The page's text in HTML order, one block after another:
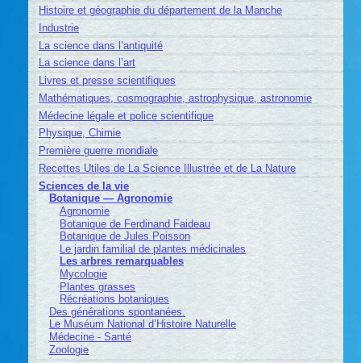
Histoire et géographie du département de la Manche
Industrie
La science dans l’antiquité
La science dans l’art
Livres et presse scientifiques
Mathématiques, cosmographie, astrophysique, astronomie
Médecine légale et police scientifique
Physique, Chimie
Première guerre mondiale
Recettes Utiles de La Science Illustrée et de La Nature
Sciences de la vie
Botanique — Agronomie
Agronomie
Botanique de Ferdinand Faideau
Botanique de Jules Poisson
Le jardin familial de plantes médicinales
Les arbres remarquables
Mycologie
Plantes grasses
Récréations botaniques
Des générations spontanées.
Le Muséum National d’Histoire Naturelle
Médecine - Santé
Zoologie